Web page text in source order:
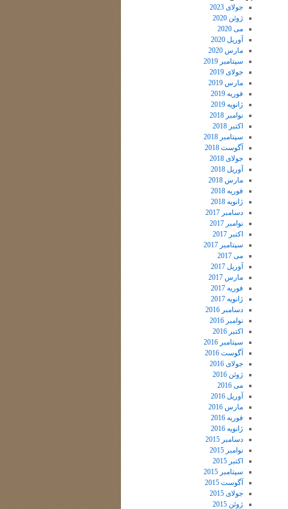
جولای 2023
ژوئن 2020
می 2020
آوریل 2020
مارس 2020
سپتامبر 2019
جولای 2019
مارس 2019
فوریه 2019
ژانویه 2019
نوامبر 2018
اکتبر 2018
سپتامبر 2018
آگوست 2018
جولای 2018
آوریل 2018
مارس 2018
فوریه 2018
ژانویه 2018
دسامبر 2017
نوامبر 2017
اکتبر 2017
سپتامبر 2017
می 2017
آوریل 2017
مارس 2017
فوریه 2017
ژانویه 2017
دسامبر 2016
نوامبر 2016
اکتبر 2016
سپتامبر 2016
آگوست 2016
جولای 2016
ژوئن 2016
می 2016
آوریل 2016
مارس 2016
فوریه 2016
ژانویه 2016
دسامبر 2015
نوامبر 2015
اکتبر 2015
سپتامبر 2015
آگوست 2015
جولای 2015
ژوئن 2015